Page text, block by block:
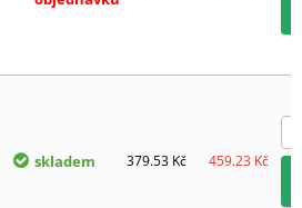
skladem 379.53 Kč 459.23 Kč